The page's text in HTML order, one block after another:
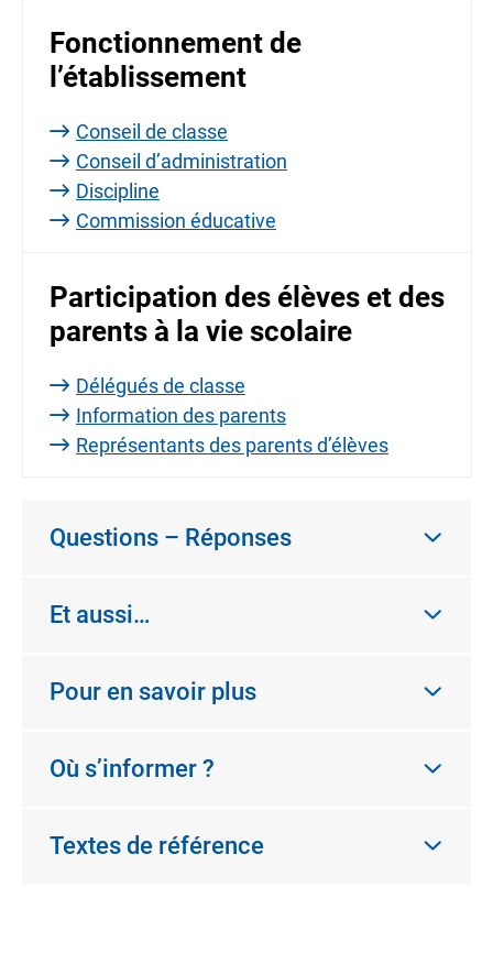
Fonctionnement de
l’établissement
Conseil de classe
Conseil d’administration
Discipline
Commission éducative
Participation des élèves et des
parents à la vie scolaire
Délégués de classe
Information des parents
Représentants des parents d’élèves
Questions – Réponses
Et aussi…
Pour en savoir plus
Où s’informer ?
Textes de référence